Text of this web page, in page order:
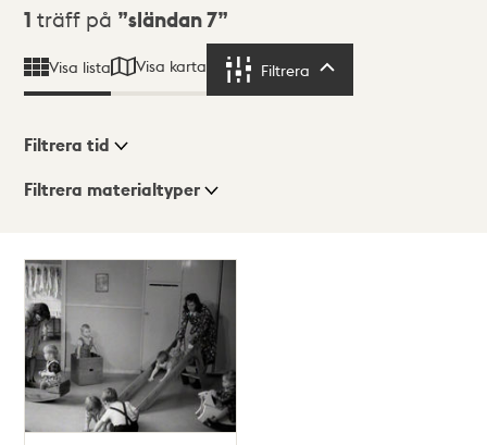
Sökresultat
1 träff på sländan 7
Visa lista Visa karta Filtrera
Visningsläge
ListaKarta
Filtrera tid
Filtrera materialtyper
träffar